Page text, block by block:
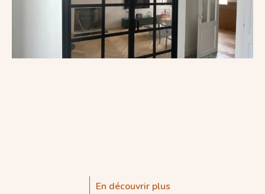
En découvrir plus